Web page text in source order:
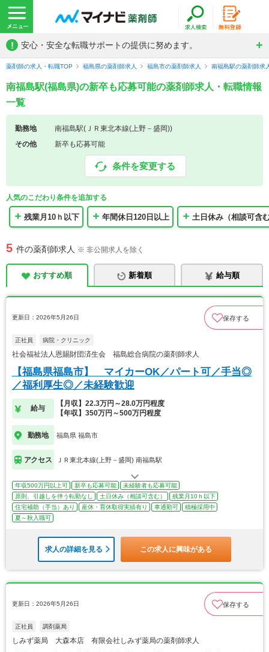
! 安心・安全な転職サポートの提供に努めます。
薬剤師の求人・転職TOP 福島県の薬剤師求人 福島市の薬剤師求人 南福島駅の薬剤師求
南福島駅(福島県)の新卒も応募可能の薬剤師求人・転職情報
一覧
勤務地
南福島駅(ＪＲ東北本線(上野－盛岡))
その他
新卒も応募可能
条件を変更する
人気のこだわり条件を追加する
残業月10ｈ以下 年間休日120日以上 土日休み（相談可含
5 件の薬剤師求人 ※ 非公開求人を除く
おすすめ順 新着順 給与順
更新日：2026年5月26日 保存する
正社員 病院・クリニック
社会福祉法人恩賜財団済生会 福島総合病院の薬剤師求人
【福島県福島市】 マイカーOK／パート可／手当◎
／福利厚生◎／未経験歓迎
給与
【月収】22.3万円～28.0万円程度
【年収】350万円～500万円程度
勤務地 福島県 福島市
アクセス ＪＲ東北本線(上野－盛岡) 南福島駅
年収500万円以上可 新卒も応募可能
未経験者も応募可能
原則、引越しを伴う転勤なし
土日休み（相談可含む）
残業月10ｈ以下
住宅補助（手当）あり
産休・育休取得実績有り 車通勤可
積極採用中
夏～秋入職可
求人の詳細を見る この求人に興味がある
更新日：2026年5月26日 保存する
正社員 調剤薬局
しみず薬局 大森本店 有限会社しみず薬局の薬剤師求人